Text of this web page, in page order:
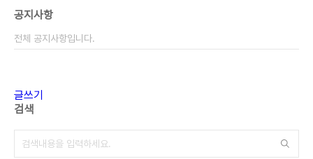
공지사항
전체 공지사항입니다.
글쓰기
검색